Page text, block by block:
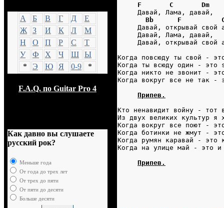
А
Б В Г Д
Е
Ж
З И К Л
М
Н
О П Р С
Т
У
Ф Х Ч Ш
Ы
*
Э Ю Я 0-9 *
F.A.Q. по Guitar Pro 4
Как давно вы слушаете
русский рок?
Меньше года
От года до трех лет
От трех до пяти
От пяти до десяти
Больше десяти
F       C       Dm
     Давай, Лама, давай,
Bb      F          C
Давай, открывай свой
     Давай, Лама, давай,
Давай, открывай свой
Когда повсюду ты свой -
Когда ты всюду один - это
Когда никто не звонит -
Когда вокруг все не так -
Припев.
Кто ненавидит войну - тот
Из двух великих культур я
Когда вокруг все поют -
Когда ботинки не жмут -
Когда румян каравай - это
Когда на улице май - это
Припев.